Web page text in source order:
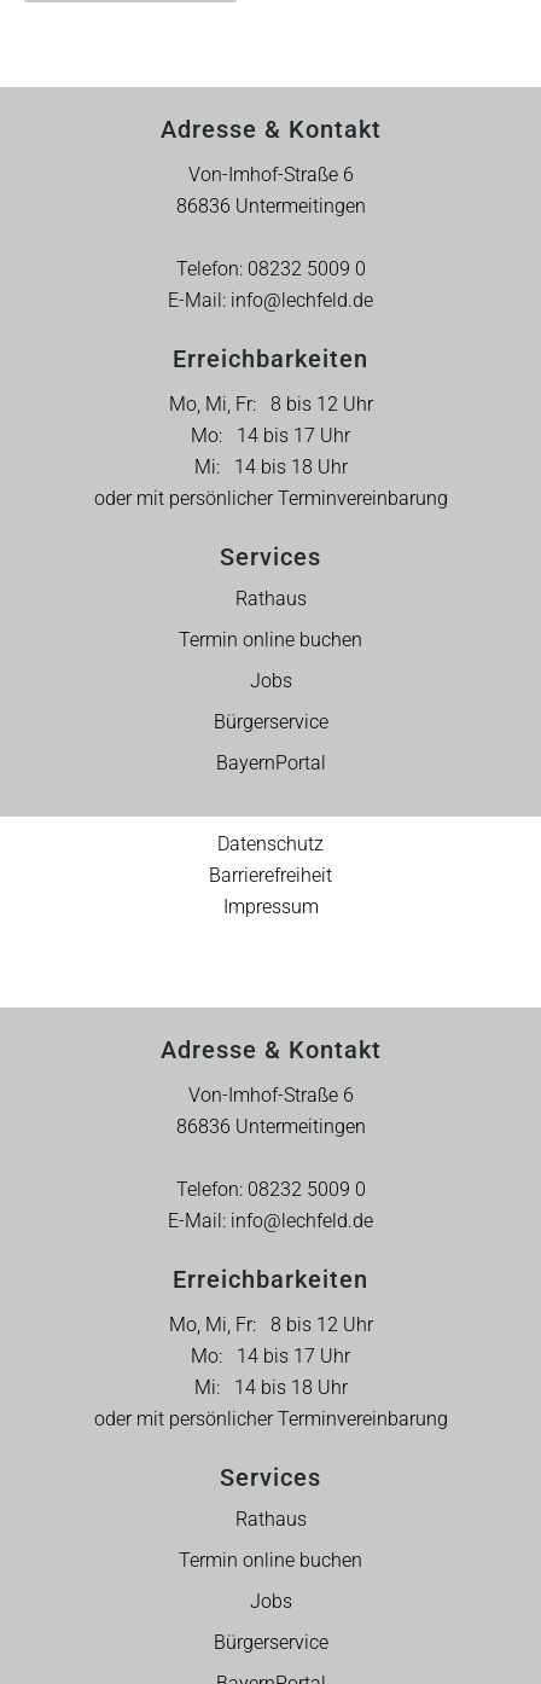
Adresse & Kontakt
Von-Imhof-Straße 6
86836 Untermeitingen
Telefon: 08232 5009 0
E-Mail: info@lechfeld.de
Erreichbarkeiten
Mo, Mi, Fr: 8 bis 12 Uhr
Mo: 14 bis 17 Uhr
Mi: 14 bis 18 Uhr
oder mit persönlicher Terminvereinbarung
Services
Rathaus
Termin online buchen
Jobs
Bürgerservice
BayernPortal
Datenschutz
Barrierefreiheit
Impressum
Adresse & Kontakt
Von-Imhof-Straße 6
86836 Untermeitingen
Telefon: 08232 5009 0
E-Mail: info@lechfeld.de
Erreichbarkeiten
Mo, Mi, Fr: 8 bis 12 Uhr
Mo: 14 bis 17 Uhr
Mi: 14 bis 18 Uhr
oder mit persönlicher Terminvereinbarung
Services
Rathaus
Termin online buchen
Jobs
Bürgerservice